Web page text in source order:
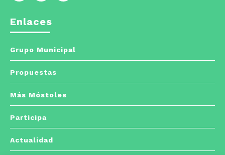
Enlaces
Grupo Municipal
Propuestas
Más Móstoles
Participa
Actualidad